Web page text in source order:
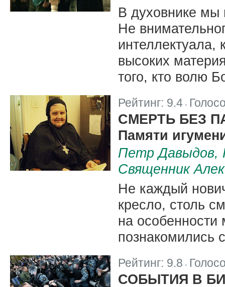
В духовнике
Не
интеллектуала,
высоких
того, кто волю
Рейтинг: 9.4 |
СМЕРТЬ БЕЗ
Памяти
Петр Давыдов,
Священник
Не каждый
кресло, столь
на особенности
познакомились
Рейтинг: 9.8 |
СОБЫТИЯ В